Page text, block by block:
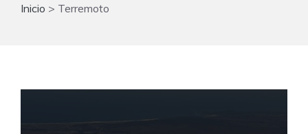
Inicio > Terremoto